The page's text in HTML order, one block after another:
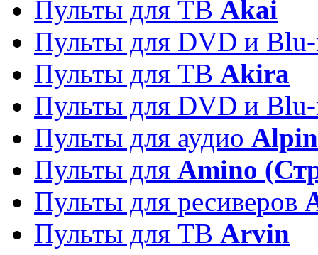
Пульты для ТВ Akai
Пульты для DVD и
Пульты для ТВ Akira
Пульты для DVD и
Пульты для аудио
Пульты для Amino
Пульты для ресиверов
Пульты для ТВ Arvin